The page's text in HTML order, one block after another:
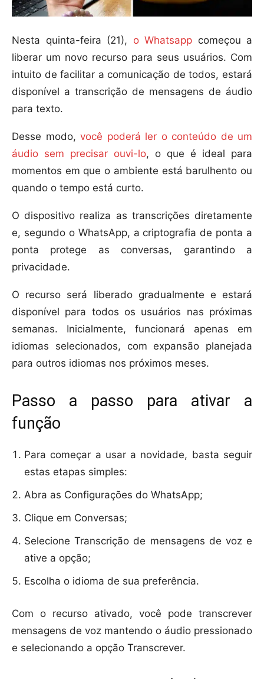
Nesta quinta-feira (21), o Whatsapp começou a
liberar um novo recurso para seus usuários. Com
intuito de facilitar a comunicação de todos, estará
disponível a transcrição de mensagens de áudio
para texto.
Desse modo, você poderá ler o conteúdo de um
áudio sem precisar ouvi-lo, o que é ideal para
momentos em que o ambiente está barulhento ou
quando o tempo está curto.
O dispositivo realiza as transcrições diretamente
e, segundo o WhatsApp, a criptografia de ponta a
ponta protege as conversas, garantindo a
privacidade.
O recurso será liberado gradualmente e estará
disponível para todos os usuários nas próximas
semanas. Inicialmente, funcionará apenas em
idiomas selecionados, com expansão planejada
para outros idiomas nos próximos meses.
Passo a passo para ativar a
função
Para começar a usar a novidade, basta seguir
estas etapas simples:
Abra as Configurações do WhatsApp;
Clique em Conversas;
Selecione Transcrição de mensagens de voz e
ative a opção;
Escolha o idioma de sua preferência.
Com o recurso ativado, você pode transcrever
mensagens de voz mantendo o áudio pressionado
e selecionando a opção Transcrever.